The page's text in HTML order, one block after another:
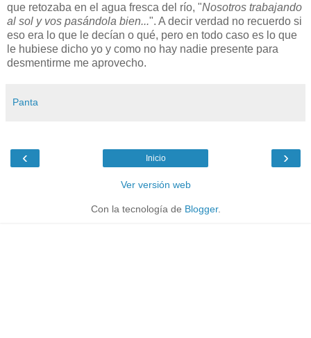
que retozaba en el agua fresca del río, "Nosotros trabajando
al sol y vos pasándola bien...". A decir verdad no recuerdo si
eso era lo que le decían o qué, pero en todo caso es lo que
le hubiese dicho yo y como no hay nadie presente para
desmentirme me aprovecho.
Panta
‹ ›
Inicio
Ver versión web
Con la tecnología de Blogger.